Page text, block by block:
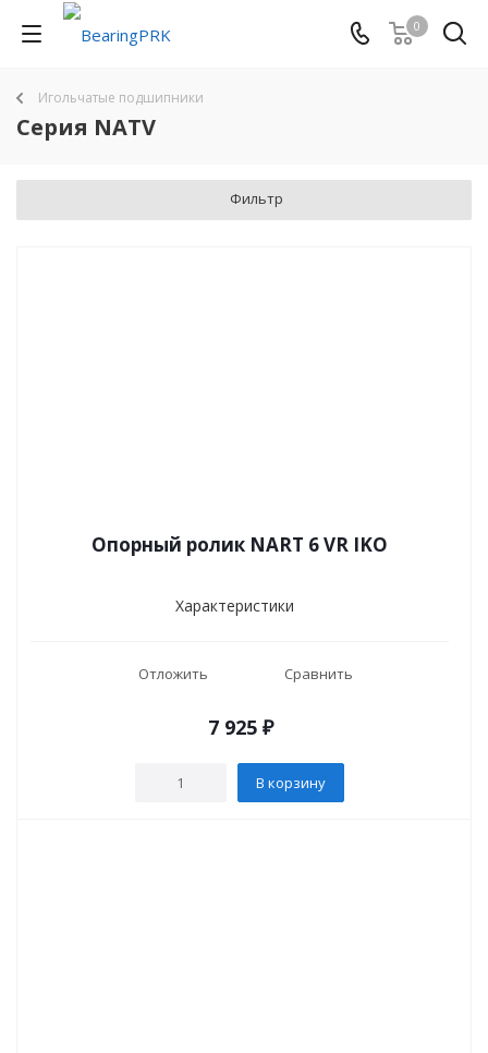
0
Игольчатые подшипники
Серия NATV
Фильтр
Опорный ролик NART 6 VR IKO
Характеристики
Отложить Сравнить
7 925₽
В корзину